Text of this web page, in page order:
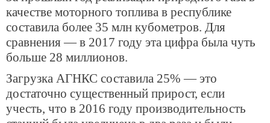
качестве моторного топлива в республике
составила более 35 млн кубометров. Для
сравнения — в 2017 году эта цифра была чуть
больше 28 миллионов.
Загрузка АГНКС составила 25% — это
достаточно существенный прирост, если
учесть, что в 2016 году производительность